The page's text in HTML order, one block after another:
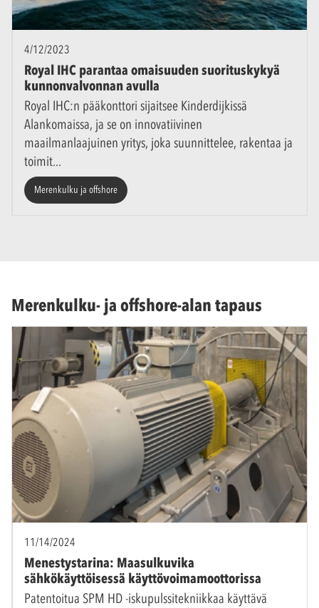
4/12/2023
Royal IHC parantaa omaisuuden suorituskykyä
kunnonvalvonnan avulla
Royal IHC:n pääkonttori sijaitsee Kinderdijkissä
Alankomaissa, ja se on innovatiivinen
maailmanlaajuinen yritys, joka suunnittelee, rakentaa ja
toimit
Merenkulku ja offshore
Merenkulku- ja offshore-alan tapaus
11/14/2024
Menestystarina: Maasulkuvika
sähkökäyttöisessä käyttövoimamoottorissa
Patentoitua SPM HD -iskupulssitekniikkaa käyttävä